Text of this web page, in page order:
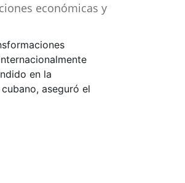
económicas y
en la
aseguró el